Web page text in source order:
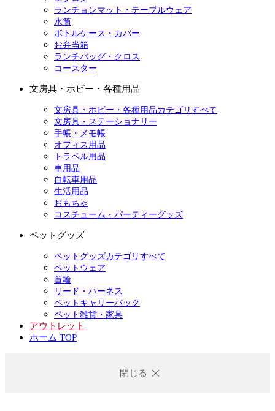
ランチョンマット・テーブルウェア
水筒
ボトルケース・カバー
お弁当箱
ランチバッグ・クロス
コースター
文房具・ホビー・各種用品
文房具・ホビー・各種用品カテゴリすべて
文房具・ステーショナリー
手帳・メモ帳
オフィス用品
トラベル用品
車用品
自転車用品
生活用品
おもちゃ
コスチューム・パーティーグッズ
ペットグッズ
ペットグッズカテゴリすべて
ペットウェア
首輪
リード・ハーネス
ペットキャリーバック
ペット雑貨・家具
アウトレット
ホーム TOP
閉じる